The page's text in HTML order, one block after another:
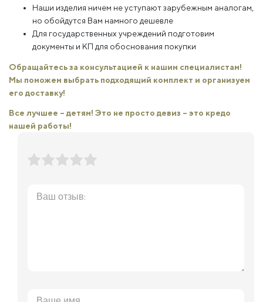
Наши изделия ничем не уступают зарубежным аналогам,
но обойдутся Вам намного дешевле
Для государственных учреждений подготовим
документы и КП для обоснования покупки
Обращайтесь за консультацией к нашим специалистам!
Мы поможем выбрать подходящий комплект и организуем
его доставку!
Все лучшее – детям! Это не просто девиз – это кредо
нашей работы!